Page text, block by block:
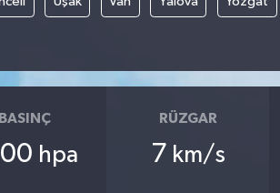
BASINÇ
hpa
RÜZGAR
7 km/s